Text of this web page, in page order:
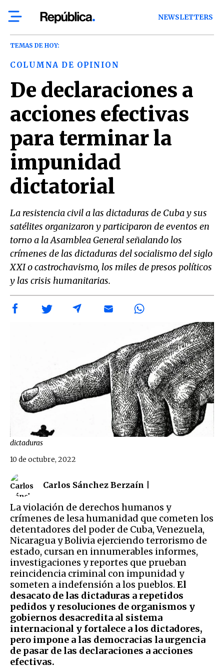
NEWSLETTERS
TEMAS DE HOY:
COLUMNA DE OPINION
De declaraciones a
acciones efectivas
para terminar la
impunidad
dictatorial
La resistencia civil a las dictaduras de Cuba y sus
satélites organizaron y participaron de eventos en
torno a la Asamblea General señalando los
crímenes de las dictaduras del socialismo del siglo
XXI o castrochavismo, los miles de presos políticos
y las crisis humanitarias.
dictaduras
Carlos Sánchez Berzaín |
10 de octubre, 2022
La violación de derechos humanos y
crímenes de lesa humanidad que cometen los
detentadores del poder de Cuba, Venezuela,
Nicaragua y Bolivia ejerciendo terrorismo de
estado, cursan en innumerables informes,
investigaciones y reportes que prueban
reincidencia criminal con impunidad y
someten a indefensión a los pueblos. El
desacato de las dictaduras a repetidos
pedidos y resoluciones de organismos y
gobiernos desacredita al sistema
internacional y fortalece a los dictadores,
pero impone a las democracias la urgencia
de pasar de las declaraciones a acciones
efectivas.